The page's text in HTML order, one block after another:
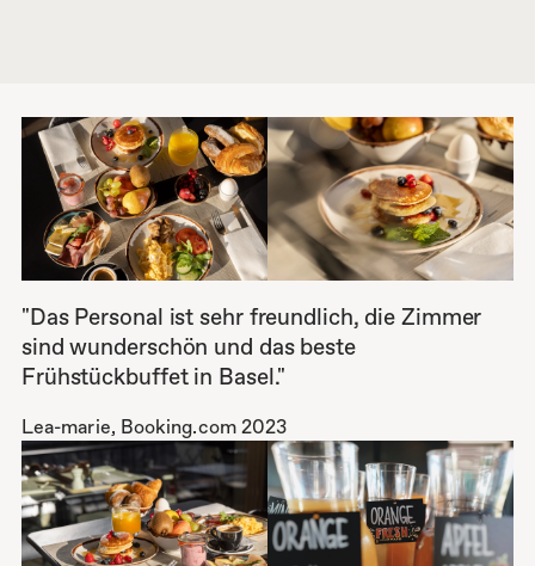
"Das Personal ist sehr freundlich, die Zimmer
sind wunderschön und das beste
Frühstückbuffet in Basel."
Lea-marie, Booking.com 2023